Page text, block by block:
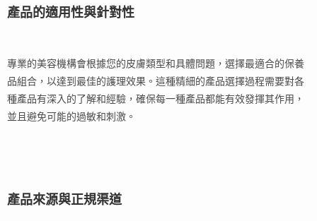
產品的適用性與針對性
專業的美容機構會根據您的皮膚類型和具體問題，選擇最適合的保養
品組合，以達到最佳的護理效果。這種精細的產品選擇過程需要對各
種產品有深入的了解和經驗，確保每一種產品都能有效發揮其作用，
並且避免可能的過敏和刺激。
產品來源與正規渠道